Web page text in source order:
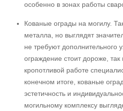
особенно в зонах работы
Кованые ограды на могилу.
металла, но выглядят
не требуют дополнительного
ограждение стоит дороже, так
кропотливой работе
конечном итоге, кованые
эстетичность и
могильному комплексу